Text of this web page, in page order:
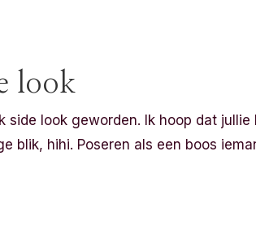
look
side look geworden. Ik hoop dat
blik, hihi. Poseren als een boos